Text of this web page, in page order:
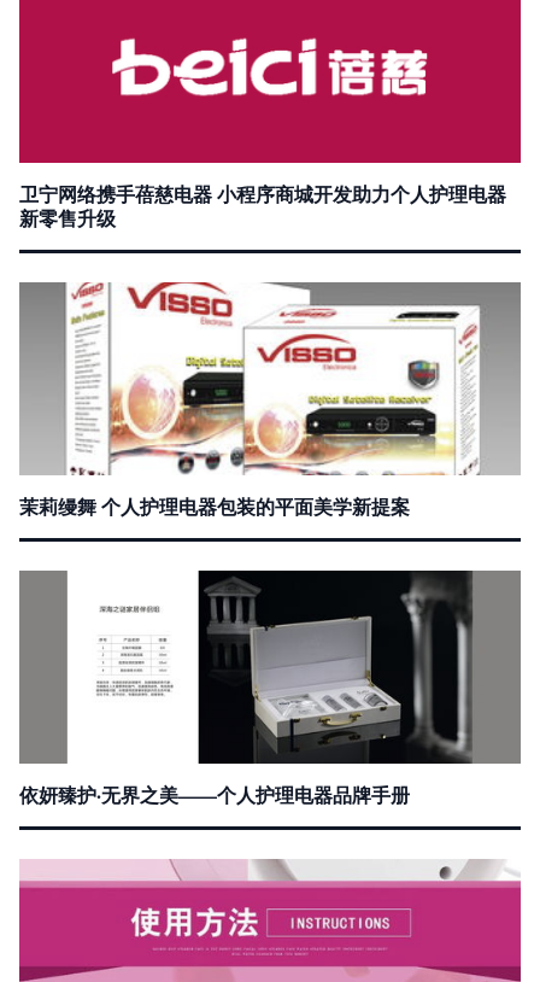
卫宁网络携手蓓慈电器 小程序商城开发助力个人护理电器
新零售升级
茉莉缦舞 个人护理电器包装的平面美学新提案
依妍臻护·无界之美——个人护理电器品牌手册